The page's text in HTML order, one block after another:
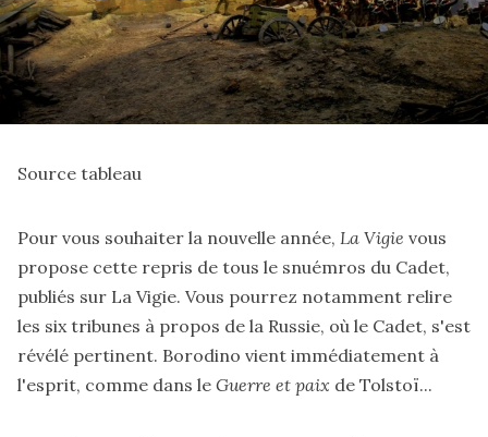
Source tableau
Pour vous souhaiter la nouvelle année, La Vigie vous
propose cette repris de tous le snuémros du Cadet,
publiés sur La Vigie. Vous pourrez notamment relire
les six tribunes à propos de la Russie, où le Cadet, s'est
révélé pertinent. Borodino vient immédiatement à
l'esprit, comme dans le Guerre et paix de Tolstoï...